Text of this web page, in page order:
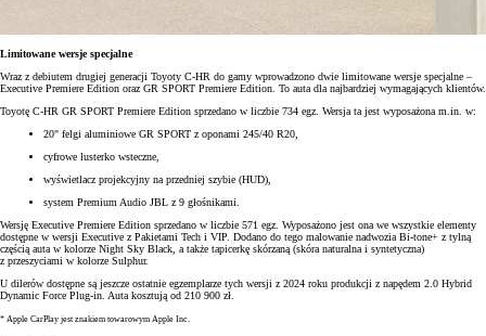
Limitowane wersje specjalne
Wraz z debiutem drugiej generacji Toyoty C-HR do gamy wprowadzono dwie limitowane wersje specjalne –
Executive Premiere Edition oraz GR SPORT Premiere Edition. To auta dla najbardziej wymagających klientów.
Toyotę C-HR GR SPORT Premiere Edition sprzedano w liczbie 734 egz. Wersja ta jest wyposażona m.in. w:
20" felgi aluminiowe GR SPORT z oponami 245/40 R20,
cyfrowe lusterko wsteczne,
wyświetlacz projekcyjny na przedniej szybie (HUD),
system Premium Audio JBL z 9 głośnikami.
Wersję Executive Premiere Edition sprzedano w liczbie 571 egz. Wyposażono jest ona we wszystkie elementy
dostępne w wersji Executive z Pakietami Tech i VIP. Dodano do tego malowanie nadwozia Bi-tone+ z tylną
częścią auta w kolorze Night Sky Black, a także tapicerkę skórzaną (skóra naturalna i syntetyczna)
z przeszyciami w kolorze Sulphur.
U dilerów dostępne są jeszcze ostatnie egzemplarze tych wersji z 2024 roku produkcji z napędem 2.0 Hybrid
Dynamic Force Plug-in. Auta kosztują od 210 900 zł.
* Apple CarPlay jest znakiem towarowym Apple Inc.